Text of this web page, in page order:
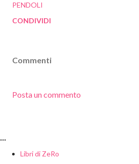
PENDOLI
CONDIVIDI
Commenti
Posta un commento
...
Libri di ZeRo